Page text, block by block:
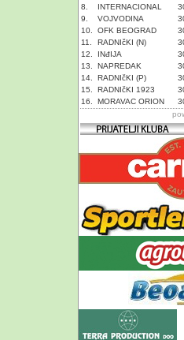
8.
INTERNACIONAL
9.
VOJVODINA
10.
OFK BEOGRAD
11.
RADNIčKI (N)
12.
INđIJA
13.
NAPREDAK
14.
RADNIčKI (P)
15.
RADNIčKI 1923
16.
MORAVAC ORION